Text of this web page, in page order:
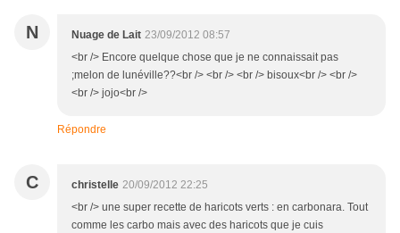
N Nuage de Lait 23/09/2012 08:57
<br /> Encore quelque chose que je ne connaissait pas
;melon de lunéville??<br /> <br /> <br /> bisoux<br /> <br />
<br /> jojo<br />
Répondre
C christelle 20/09/2012 22:25
<br /> une super recette de haricots verts : en carbonara. Tout
comme les carbo mais avec des haricots que je cuis